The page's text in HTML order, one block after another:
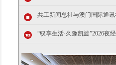
共工新闻总社与澳门国际通
“驭享生活·久豫凯旋”2026夜